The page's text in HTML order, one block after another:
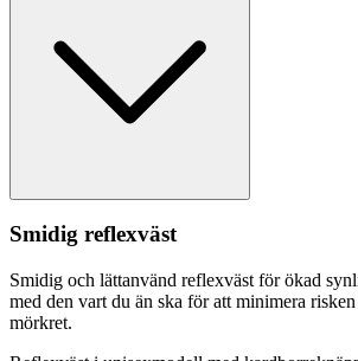
Smidig reflexväst
Smidig och lättanvänd reflexväst för ökad
med den vart du än ska för att minimera
mörkret.